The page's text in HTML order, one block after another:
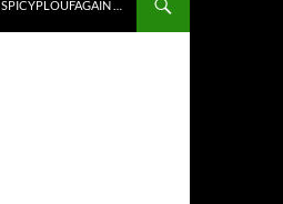
SPICYPLOUFAGAIN …